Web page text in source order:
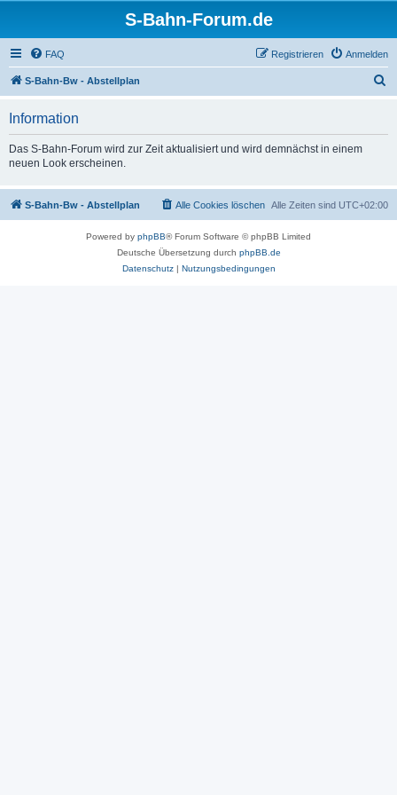
S-Bahn-Forum.de
FAQ Anmelden
Registrieren
S-Bahn-Bw - Abstellplan
Information
Das S-Bahn-Forum wird zur Zeit aktualisiert und wird demnächst in einem
neuen Look erscheinen.
S-Bahn-Bw - Abstellplan Alle Zeiten sind UTC+02:00
Alle Cookies löschen
Powered by phpBB® Forum Software © phpBB Limited
Deutsche Übersetzung durch phpBB.de
Datenschutz| Nutzungsbedingungen